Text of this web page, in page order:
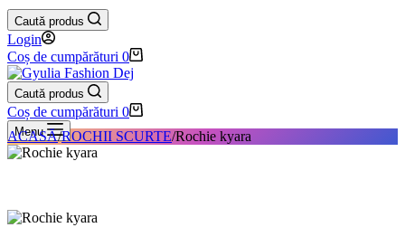
Caută produs
Login
Coș de cumpărături 0
Caută produs
Coș de cumpărături 0
Menu
ACASĂ/ROCHII SCURTE/Rochie kyara